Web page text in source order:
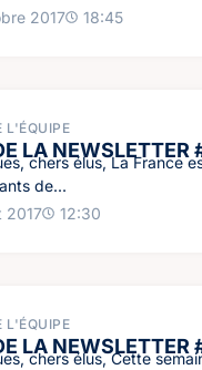
2017
18:45
L'ÉQUIPE
LA NEWSLETTER
chers élus, La France
de...
2017
12:30
L'ÉQUIPE
LA NEWSLETTER
chers élus, Cette